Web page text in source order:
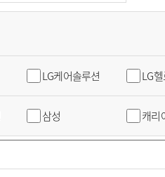
LG케어솔루션 LG헬
삼성 캐리